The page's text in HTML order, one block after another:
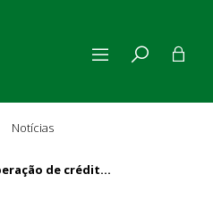
Notícias
CEB recebe aval para operação de crédito externo de EUR 94 milhões